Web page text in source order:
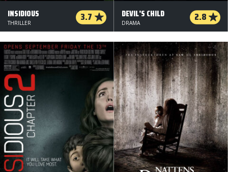
INSIDIOUS 3.7
THRILLER
DEVIL'S CHILD 2.8
DRAMA